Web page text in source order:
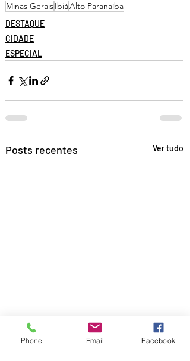
Minas GeraisIbiáAlto Paranaíba
DESTAQUE
CIDADE
ESPECIAL
Posts recentes Ver tudo
Phone Email Facebook